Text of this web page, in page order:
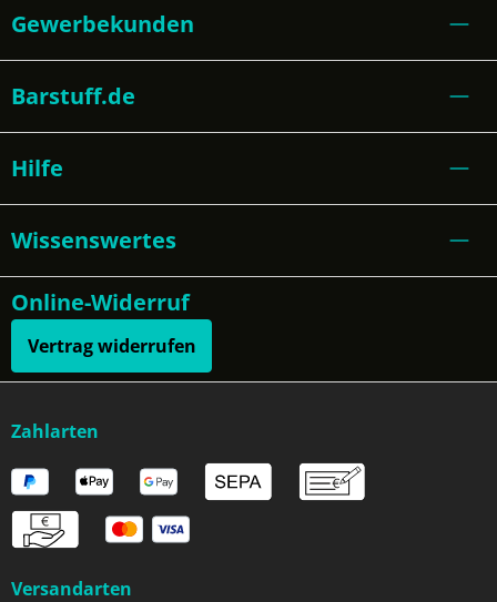
Gewerbekunden
Barstuff.de
Hilfe
Wissenswertes
Online-Widerruf
Vertrag widerrufen
Zahlarten
Versandarten